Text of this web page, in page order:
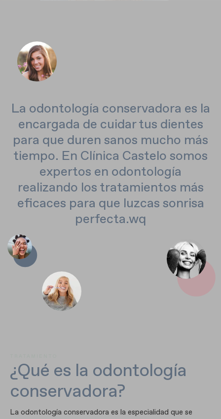
La odontología conservadora es la
encargada de cuidar tus dientes
para que duren sanos mucho más
tiempo. En Clínica Castelo somos
expertos en odontología
realizando los tratamientos más
eficaces para que luzcas sonrisa
perfecta.wq
¿Qué es la odontología
conservadora?
La odontología conservadora es la especialidad que se